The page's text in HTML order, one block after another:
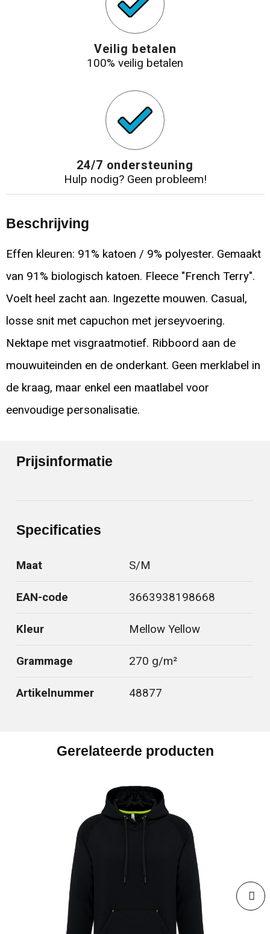
Veilig betalen
100% veilig betalen
24/7 ondersteuning
Hulp nodig? Geen probleem!
Beschrijving
Effen kleuren: 91% katoen / 9% polyester. Gemaakt
van 91% biologisch katoen. Fleece "French Terry".
Voelt heel zacht aan. Ingezette mouwen. Casual,
losse snit met capuchon met jerseyvoering.
Nektape met visgraatmotief. Ribboord aan de
mouwuiteinden en de onderkant. Geen merklabel in
de kraag, maar enkel een maatlabel voor
eenvoudige personalisatie.
Prijsinformatie
Specificaties
Maat S/M
EAN-code 3663938198668
Kleur Mellow Yellow
Grammage 270 g/m²
Artikelnummer 48877
Gerelateerde producten